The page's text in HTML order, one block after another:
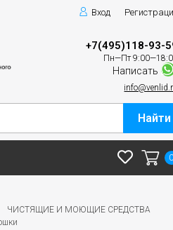
Вход
+7(495)118-93-
Пн—Пт
Написать
Найти
ЧИСТЯЩИЕ И МОЮЩИЕ СРЕДСТВА